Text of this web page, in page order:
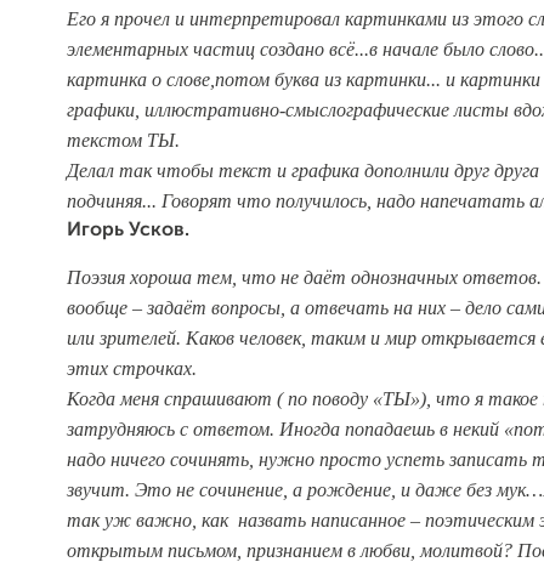
Его я прочел и интерпретировал картинками из этого
элементарных частиц создано всё...в начале было
картинка о слове, потом буква из картинки... и
графики, иллюстративно-смыслографические листы
текcтом ТЫ.
Делал так чтобы текст и графика дополнили друг друга
подчиняя... Говорят что получилось, надо напечатать
Игорь Усков.
Поэзия хороша тем, что не даёт однозначных
вообще – задаёт вопросы, а отвечать на них – дело
или зрителей. Каков человек, таким и мир
этих строчках.
Когда меня спрашивают ( по поводу «ТЫ»), что я такое
затрудняюсь с ответом. Иногда попадаешь в некий
надо ничего сочинять, нужно просто успеть записать
звучит. Это не сочинение, а рождение, и даже без
так уж важно, как назвать написанное – поэтическим
открытым письмом, признанием в любви, молитвой?